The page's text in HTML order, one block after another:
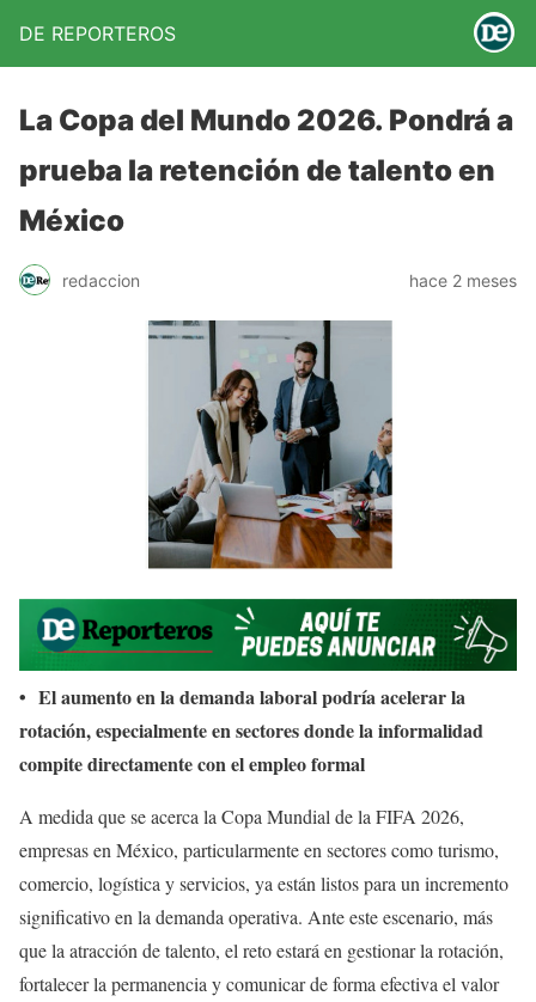
DE REPORTEROS
La Copa del Mundo 2026. Pondrá a
prueba la retención de talento en
México
redaccion hace 2 meses
• El aumento en la demanda laboral podría acelerar la
rotación, especialmente en sectores donde la informalidad
compite directamente con el empleo formal
A medida que se acerca la Copa Mundial de la FIFA 2026,
empresas en México, particularmente en sectores como turismo,
comercio, logística y servicios, ya están listos para un incremento
significativo en la demanda operativa. Ante este escenario, más
que la atracción de talento, el reto estará en gestionar la rotación,
fortalecer la permanencia y comunicar de forma efectiva el valor